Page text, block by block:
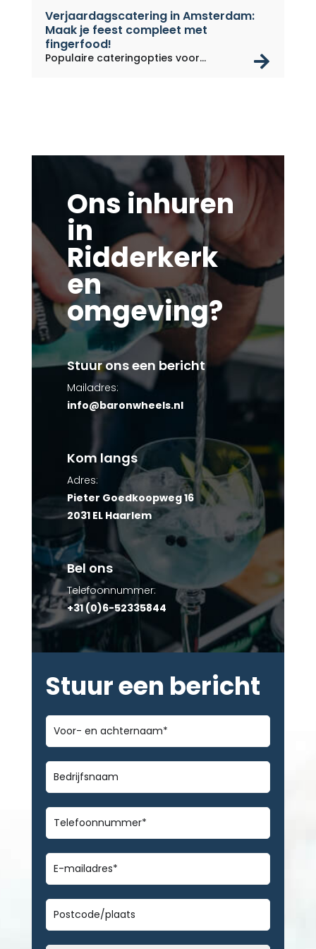
Verjaardagscatering in Amsterdam:
Maak je feest compleet met
fingerfood!
Populaire cateringopties voor...
Ons inhuren
in
Ridderkerk
en
omgeving?
Stuur ons een bericht
Mailadres:
info@baronwheels.nl
Kom langs
Adres:
Pieter Goedkoopweg 16
2031 EL Haarlem
Bel ons
Telefoonnummer:
+31 (0)6-52335844
Stuur een bericht
Voor-
en
achternaam*
Bedrijfsnaam
Telefoonnummer*
E-
mailadres*
Geen
titel